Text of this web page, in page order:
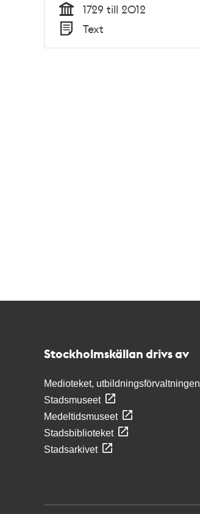
Tid
1729 till 2012
Typ
Text
Stockholmskällan drivs av
Medioteket, utbildningsförvaltningen
Stadsmuseet
Medeltidsmuseet
Stadsbiblioteket
Stadsarkivet